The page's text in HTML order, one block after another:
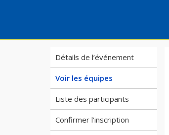
Détails de l’événement
Voir les équipes
Liste des participants
Confirmer l’inscription